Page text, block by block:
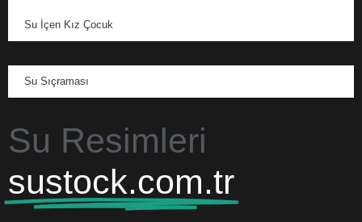
Su İçen Kız Çocuk
Su Sıçraması
Su Resimleri
sustock.com.tr